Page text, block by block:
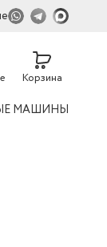
Корзина
МАШИНЫ